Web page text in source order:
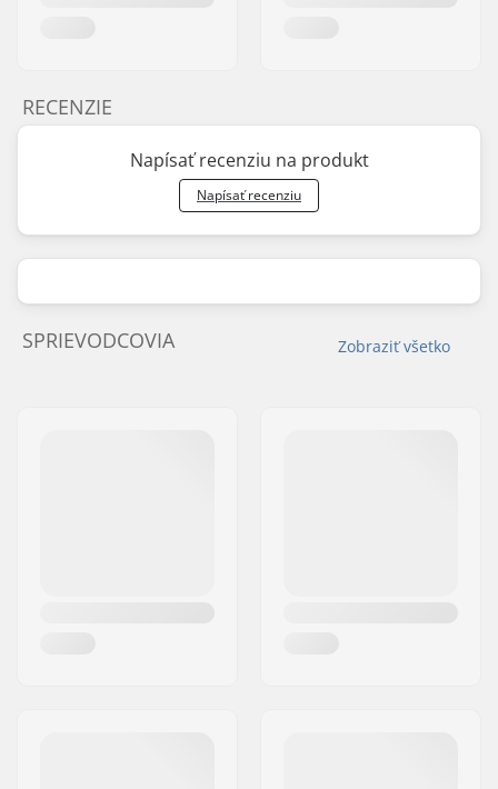
RECENZIE
Napísať recenziu na produkt
Napísať recenziu
Zobraziť všetko
SPRIEVODCOVIA